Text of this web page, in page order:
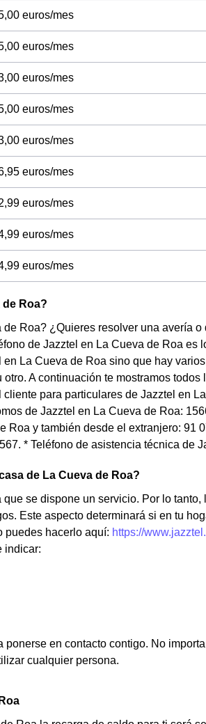
euros/mes
euros/mes
euros/mes
euros/mes
euros/mes
euros/mes
euros/mes
euros/mes
euros/mes
Roa?
Roa? ¿Quieres resolver una avería
de Jazztel en La Cueva de Roa es
La Cueva de Roa sino que hay
A continuación te mostramos todos
para particulares de Jazztel en
de Jazztel en La Cueva de Roa:
Roa y también desde el extranjero: 91
* Teléfono de asistencia técnica de
de La Cueva de Roa?
se dispone un servicio. Por lo tanto,
Este aspecto determinará si en tu
puedes hacerlo aquí: https://
indicar:
en contacto contigo. No
cualquier persona.